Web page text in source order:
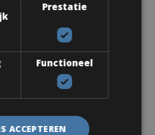
pedalen
Prestatie
Functioneel
ACCEPTEREN